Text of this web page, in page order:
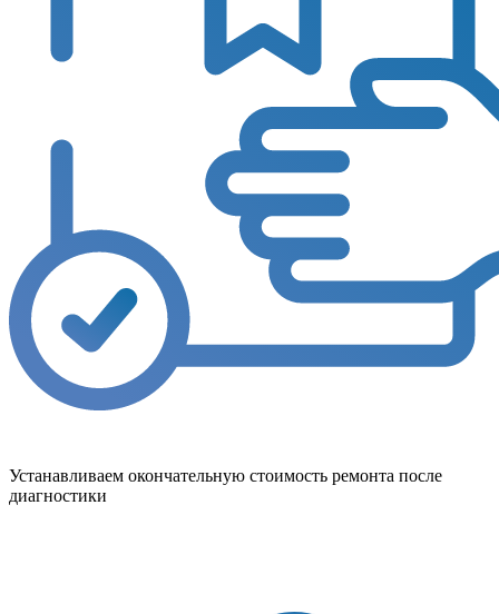
Устанавливаем окончательную стоимость ремонта после
диагностики